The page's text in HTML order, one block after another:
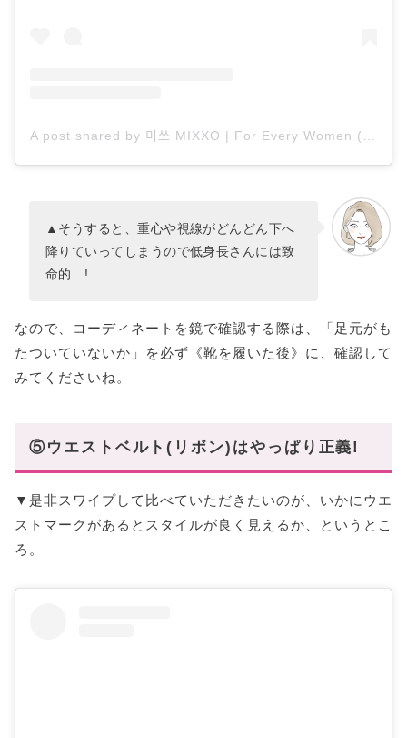
▲そうすると、重心や視線がどんどん下へ
降りていってしまうので低身長さんには致
命的…!
なので、コーディネートを鏡で確認する際は、「足元がも
たついていないか」を必ず《靴を履いた後》に、確認して
みてくださいね。
⑤ウエストベルト(リボン)はやっぱり正義!
▼是非スワイプして比べていただきたいのが、いかにウエ
ストマークがあるとスタイルが良く見えるか、というとこ
ろ。